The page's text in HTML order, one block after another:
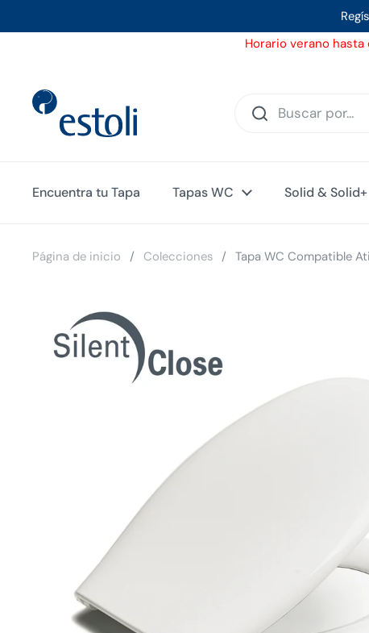
Horario verano hasta
Encuentra tu Tapa Tapas WC Solid & Solid+
Página de inicio / Colecciones / Tapa WC Compatible